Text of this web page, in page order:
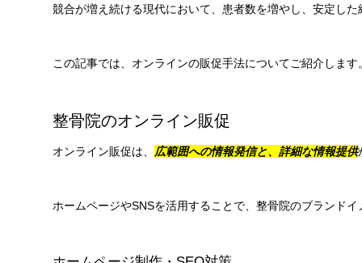
競合が増え続ける現代において、患者数を増やし、安定し
この記事では、オンラインの販促手法についてご紹介します
整骨院のオンライン販促
オンライン販促は、 広範囲への情報発信と、詳細な情報提供
ホームページやSNSを活用することで、整骨院のブランド